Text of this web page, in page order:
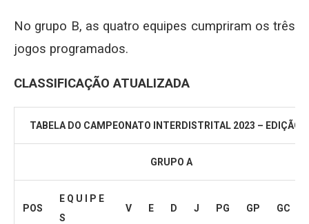
No grupo B, as quatro equipes cumpriram os três
jogos programados.
CLASSIFICAÇÃO ATUALIZADA
TABELA DO CAMPEONATO INTERDISTRITAL 2023 – EDIÇÃO
GRUPO A
POS
E Q U I P E
S
V E D J PG GP GC